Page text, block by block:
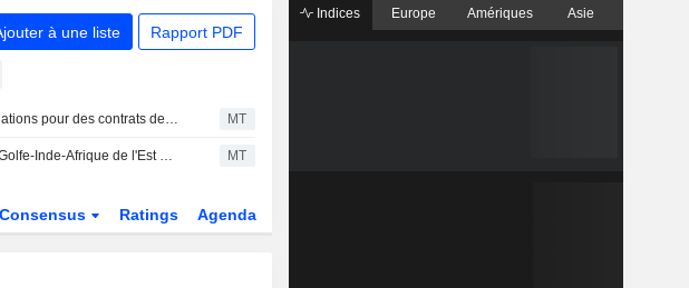
à une liste Rapport PDF
HMM poursuit ses négociations pour des contrats de transport de vrac à très long terme MT
HMM lancera un service Golfe-Inde-Afrique de l'Est en septembre MT
Consensus Ratings Agenda
Indices Europe Amériques Asie